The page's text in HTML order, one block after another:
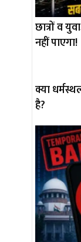
छात्रों व
नहीं पाएगा!
क्या
है?